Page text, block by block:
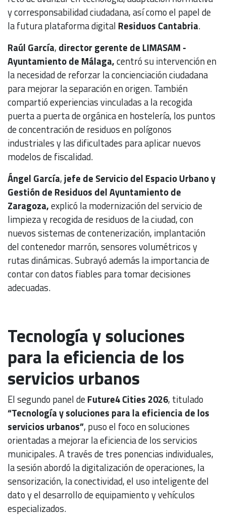
y corresponsabilidad ciudadana, así como el papel de
la futura plataforma digital Residuos Cantabria.
Raúl García, director gerente de LIMASAM -
Ayuntamiento de Málaga,centró su intervención en
la necesidad de reforzar la concienciación ciudadana
para mejorar la separación en origen. También
compartió experiencias vinculadas a la recogida
puerta a puerta de orgánica en hostelería, los puntos
de concentración de residuos en polígonos
industriales y las dificultades para aplicar nuevos
modelos de fiscalidad.
Ángel García,jefe de Servicio del Espacio Urbano y
Gestión de Residuos del Ayuntamiento de
Zaragoza,explicó la modernización del servicio de
limpieza y recogida de residuos de la ciudad, con
nuevos sistemas de contenerización, implantación
del contenedor marrón, sensores volumétricos y
rutas dinámicas. Subrayó además la importancia de
contar con datos fiables para tomar decisiones
adecuadas.
Tecnología y soluciones
para la eficiencia de los
servicios urbanos
El segundo panel deFuture4 Cities 2026, titulado
“Tecnología y soluciones para la eficiencia de los
servicios urbanos”, puso el foco en soluciones
orientadas a mejorar la eficiencia de los servicios
municipales. A través de tres ponencias individuales,
la sesión abordó la digitalización de operaciones, la
sensorización, la conectividad, el uso inteligente del
dato y el desarrollo de equipamiento y vehículos
especializados.